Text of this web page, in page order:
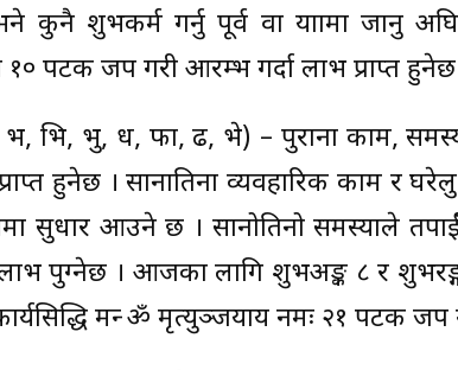
कुनै शुभकर्म गर्नु पूर्व वा यात्रामा जानु
पटक जप गरी आरम्भ गर्दा लाभ प्राप्त हुनेछ
भि, भु, ध, फा, ढ, भे) – पुराना काम,
हुनेछ । सानातिना व्यवहारिक काम र
सुधार आउने छ । सानोतिनो समस्याले
पुग्नेछ । आजका लागि शुभअङ्क ८ र शुभरङ्ग
मन्त्र ॐ मृत्युञ्जयाय नमः २१ पटक